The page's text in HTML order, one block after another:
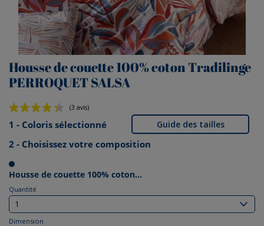
Housse de couette 100% coton Tradilinge
PERROQUET SALSA
(3 avis)
Guide des tailles
1 - Coloris sélectionné
2 - Choisissez votre composition
Housse de couette 100% coton...
Quantité
Dimension